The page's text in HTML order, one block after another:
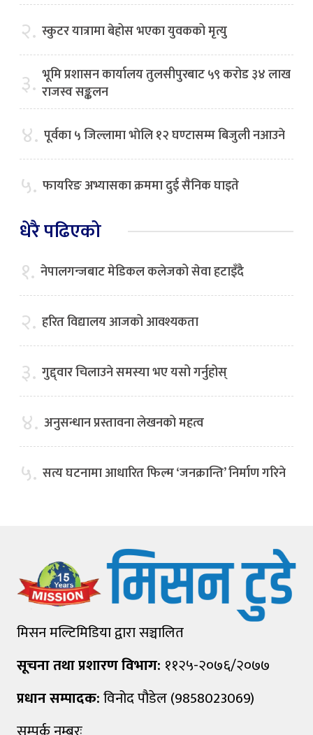
२. स्कुटर यात्रामा बेहोस भएका युवकको मृत्यु
३. भूमि प्रशासन कार्यालय तुलसीपुरबाट ५९ करोड ३४ लाख
राजस्व सङ्कलन
४. पूर्वका ५ जिल्लामा भाेलि १२ घण्टासम्म बिजुली नआउने
५. फायरिङ अभ्यासका क्रममा दुई सैनिक घाइते
धेरै पढिएको
१. नेपालगन्जबाट मेडिकल कलेजको सेवा हटाइँदै
२. हरित विद्यालय आजको आवश्यकता
३. गुद्द्वार चिलाउने समस्या भए यसो गर्नुहोस्
४. अनुसन्धान प्रस्तावना लेखनको महत्व
५. सत्य घटनामा आधारित फिल्म ‘जनक्रान्ति’ निर्माण गरिने
मिसन मल्टिमिडिया द्वारा सञ्चालित
सूचना तथा प्रशारण विभाग: ११२५-२०७६/२०७७
प्रधान सम्पादक:विनोद पौडेल (9858023069)